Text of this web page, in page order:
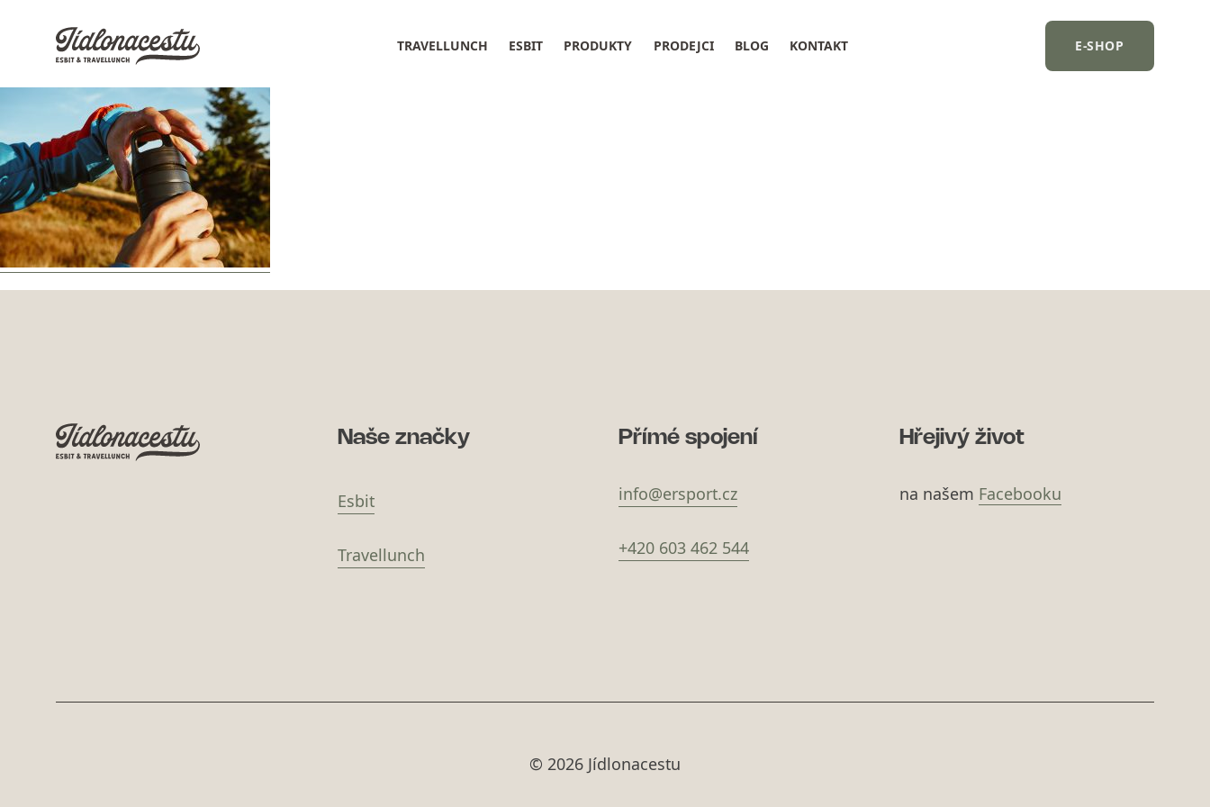
TRAVELLUNCH ESBIT PRODUKTY PRODEJCI BLOG KONTAKT E-SHOP
Naše značky
Esbit
Travellunch
Přímé spojení
info@ersport.cz
+420 603 462 544
Hřejivý život
na našem Facebooku
© 2026 Jídlonacestu